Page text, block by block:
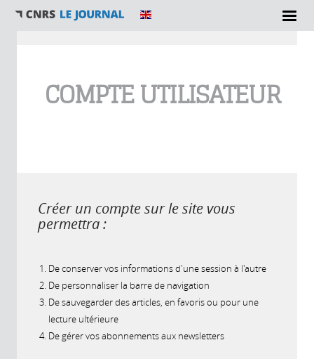
COMPTE UTILISATEUR
Créer un compte sur le site vous
permettra :
De conserver vos informations d'une session à l'autre
De personnaliser la barre de navigation
De sauvegarder des articles, en favoris ou pour une
lecture ultérieure
De gérer vos abonnements aux newsletters